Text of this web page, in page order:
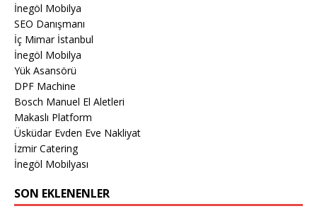
İnegöl Mobilya
SEO Danışmanı
İç Mimar İstanbul
İnegöl Mobilya
Yük Asansörü
DPF Machine
Bosch Manuel El Aletleri
Makaslı Platform
Üsküdar Evden Eve Nakliyat
İzmir Catering
İnegöl Mobilyası
SON EKLENENLER